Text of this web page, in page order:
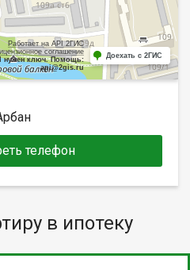
Работает на API 2ГИС
соглашение
нужен ключ. Помощь:
api@2gis.ru
Доехать с 2ГИС
телефон
в ипотеку